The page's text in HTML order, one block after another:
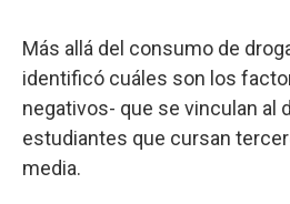
Más allá del consumo de
identificó cuáles son los
negativos- que se vinculan al
estudiantes que cursan
media.